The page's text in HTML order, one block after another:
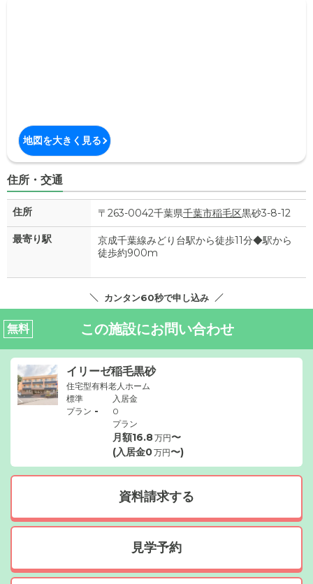
地図を大きく見る
住所・交通
住所 〒263-0042千葉県千葉市稲毛区黒砂3-8-12
最寄り駅
京成千葉線みどり台駅から徒歩11分◆駅から
徒歩約900m
カンタン60秒で申し込み
無料 この施設にお問い合わせ
イリーゼ稲毛黒砂
住宅型有料老人ホーム
標準
プラン -
入居金
0
プラン
月額16.8万円〜
(入居金0万円〜)
資料請求する
見学予約